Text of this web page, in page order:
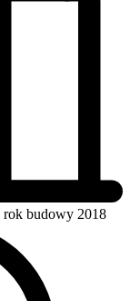
rok budowy 2018